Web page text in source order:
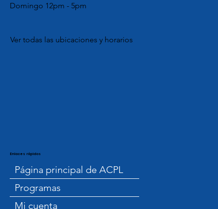
Domingo 12pm - 5pm
Ver todas las ubicaciones y horarios
Enlaces rápidos
Página principal de ACPL
Programas
Mi cuenta